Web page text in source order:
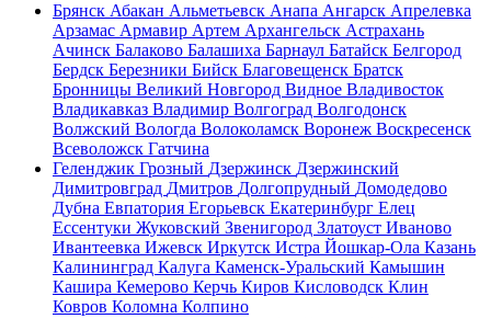
Брянск Абакан Альметьевск Анапа Ангарск Апрелевка
Арзамас Армавир Артем Архангельск Астрахань
Ачинск Балаково Балашиха Барнаул Батайск Белгород
Бердск Березники Бийск Благовещенск Братск
Бронницы Великий Новгород Видное Владивосток
Владикавказ Владимир Волгоград Волгодонск
Волжский Вологда Волоколамск Воронеж Воскресенск
Всеволожск Гатчина
Геленджик Грозный Дзержинск Дзержинский
Димитровград Дмитров Долгопрудный Домодедово
Дубна Евпатория Егорьевск Екатеринбург Елец
Ессентуки Жуковский Звенигород Златоуст Иваново
Ивантеевка Ижевск Иркутск Истра Йошкар-Ола Казань
Калининград Калуга Каменск-Уральский Камышин
Кашира Кемерово Керчь Киров Кисловодск Клин
Ковров Коломна Колпино